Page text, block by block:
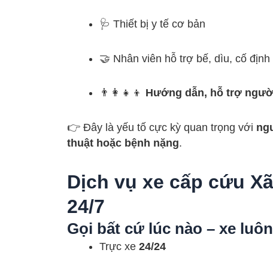
🩺 Thiết bị y tế cơ bản
🤝 Nhân viên hỗ trợ bế, dìu, cố định
👨‍👩‍👧‍👦 Hướng dẫn, hỗ trợ
👉 Đây là yếu tố cực kỳ quan trọng với
thuật hoặc bệnh nặng.
Dịch vụ xe cấp cứu
24/7
Gọi bất cứ lúc nào – xe
Trực xe 24/24